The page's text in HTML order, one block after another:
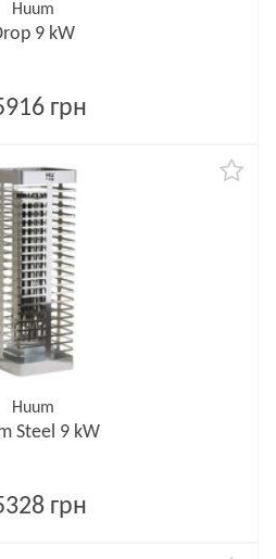
Huum
9 kW
грн
Huum
Steel 9 kW
грн